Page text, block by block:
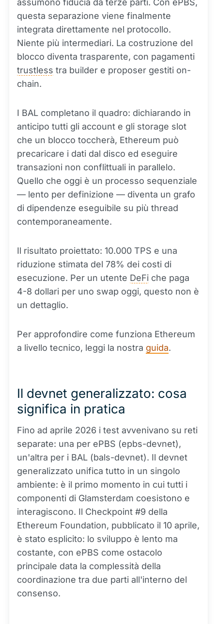
assumono fiducia da terze parti. Con ePBS,
questa separazione viene finalmente
integrata direttamente nel protocollo.
Niente più intermediari. La costruzione del
blocco diventa trasparente, con pagamenti
trustless tra builder e proposer gestiti on-
chain.
I BAL completano il quadro: dichiarando in
anticipo tutti gli account e gli storage slot
che un blocco toccherà, Ethereum può
precaricare i dati dal disco ed eseguire
transazioni non conflittuali in parallelo.
Quello che oggi è un processo sequenziale
— lento per definizione — diventa un grafo
di dipendenze eseguibile su più thread
contemporaneamente.
Il risultato proiettato: 10.000 TPS e una
riduzione stimata del 78% dei costi di
esecuzione. Per un utente DeFi che paga
4-8 dollari per uno swap oggi, questo non è
un dettaglio.
Per approfondire come funziona Ethereum
a livello tecnico, leggi la nostra guida.
Il devnet generalizzato: cosa
significa in pratica
Fino ad aprile 2026 i test avvenivano su reti
separate: una per ePBS (epbs-devnet),
un'altra per i BAL (bals-devnet). Il devnet
generalizzato unifica tutto in un singolo
ambiente: è il primo momento in cui tutti i
componenti di Glamsterdam coesistono e
interagiscono. Il Checkpoint #9 della
Ethereum Foundation, pubblicato il 10 aprile,
è stato esplicito: lo sviluppo è lento ma
costante, con ePBS come ostacolo
principale data la complessità della
coordinazione tra due parti all'interno del
consenso.